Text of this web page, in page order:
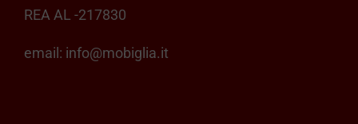
REA AL -217830
email: info@mobiglia.it